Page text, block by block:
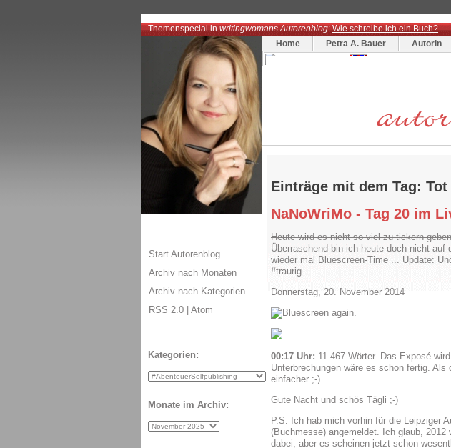
Themenspecial inwritingwomans Autorenblog:Wie schreibe ich ein Buch?
Home
Petra A. Bauer Autorin
Einträge mit dem Tag: Tot
NaNoWriMo - Tag 20 im
Heute wird es nicht so viel zu tickern
Überraschend bin ich heute doch nicht auf
wieder mal Bluescreen-Time ... Update:
#traurig
Donnerstag, 20. November 2014
00:17 Uhr: 11.467 Wörter. Das Exposé
Unterbrechungen wäre es schon fertig.
einfacher ;-)
Gute Nacht und schös Tägli ;-)
P.S: Ich hab mich vorhin für die Leipziger
(Buchmesse) angemeldet. Ich glaub,
dabei, aber es scheinen jetzt schon
Start Autorenblog
Archiv nach Monaten
Archiv nach Kategorien
RSS 2.0 | Atom
Kategorien:
Monate im Archiv: